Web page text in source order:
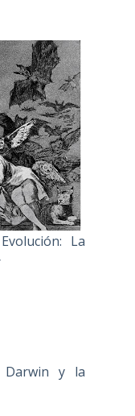
La
Darwin y la